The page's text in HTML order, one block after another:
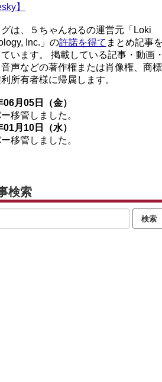
】
は、５ちゃんねるの運営元「Loki
Inc.」の許諾を得て まとめ記事を
います。 掲載している記事・動画・
声などの著作権または肖像権、商
所有者様に帰属します。
月05日（金）
移管しました。
月10日（水）
移管しました。
検索